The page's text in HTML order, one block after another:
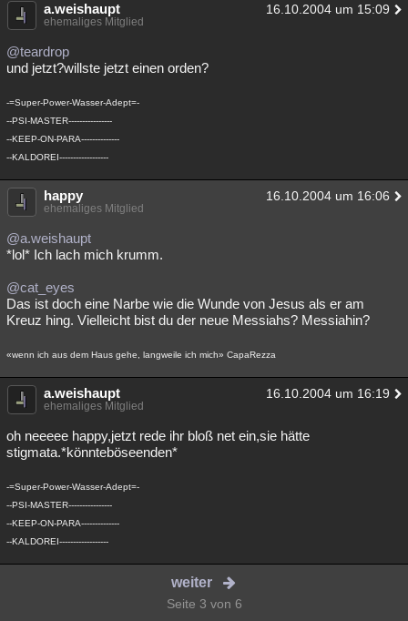
a.weishaupt 16.10.2004 um 15:09
ehemaliges Mitglied
@teardrop
und jetzt?willste jetzt einen orden?
-=Super-Power-Wasser-Adept=-
--PSI-MASTER----------------
--KEEP-ON-PARA--------------
--KALDOREI------------------
happy 16.10.2004 um 16:06
ehemaliges Mitglied
@a.weishaupt
*lol* Ich lach mich krumm.
@cat_eyes
Das ist doch eine Narbe wie die Wunde von Jesus als er am
Kreuz hing. Vielleicht bist du der neue Messiahs? Messiahin?
«wenn ich aus dem Haus gehe, langweile ich mich» CapaRezza
a.weishaupt 16.10.2004 um 16:19
ehemaliges Mitglied
oh neeeee happy,jetzt rede ihr bloß net ein,sie hätte
stigmata.*könnteböseenden*
-=Super-Power-Wasser-Adept=-
--PSI-MASTER----------------
--KEEP-ON-PARA--------------
--KALDOREI------------------
weiter
Seite 3 von 6